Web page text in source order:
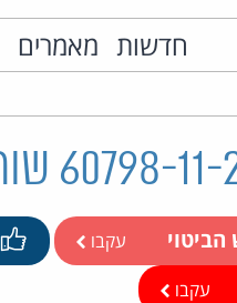
חדשות מאמרים
עקבו
עקבו